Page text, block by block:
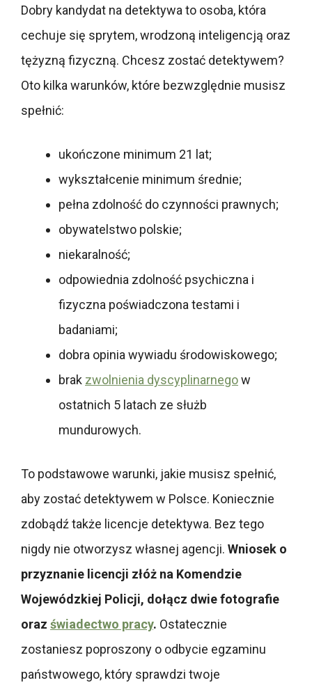
Dobry kandydat na detektywa to osoba, która
cechuje się sprytem, wrodzoną inteligencją oraz
tężyzną fizyczną. Chcesz zostać detektywem?
Oto kilka warunków, które bezwzględnie musisz
spełnić:
ukończone minimum 21 lat;
wykształcenie minimum średnie;
pełna zdolność do czynności prawnych;
obywatelstwo polskie;
niekaralność;
odpowiednia zdolność psychiczna i
fizyczna poświadczona testami i
badaniami;
dobra opinia wywiadu środowiskowego;
brak zwolnienia dyscyplinarnegow
ostatnich 5 latach ze służb
mundurowych.
To podstawowe warunki, jakie musisz spełnić,
aby zostać detektywem w Polsce. Koniecznie
zdobądź także licencje detektywa. Bez tego
nigdy nie otworzysz własnej agencji. Wniosek o
przyznanie licencji złóż na Komendzie
Wojewódzkiej Policji, dołącz dwie fotografie
oraz świadectwo pracy. Ostatecznie
zostaniesz poproszony o odbycie egzaminu
państwowego, który sprawdzi twoje